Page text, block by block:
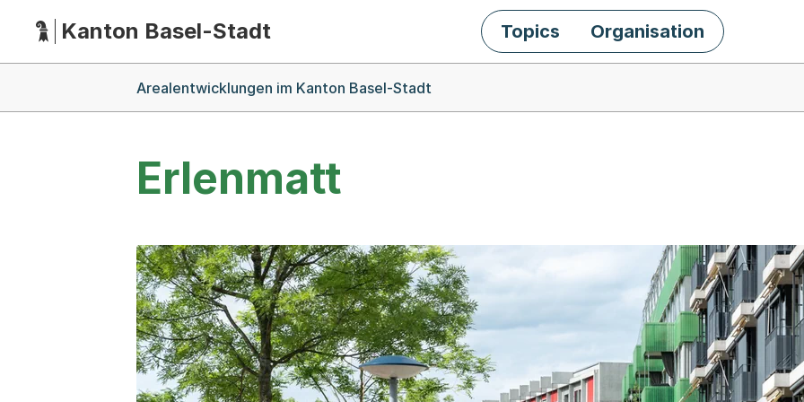
HauptnavigationKanton Basel-Stadt Topics Organisation
Arealentwicklungen im Kanton Basel-Stadt
Erlenmatt